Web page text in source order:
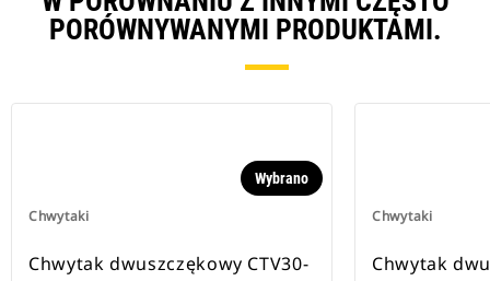
PORÓWNYWANYMI PRODUKTAMI.
Chwytaki
Wybrano
Chwytak dwuszczękowy CTV30-
Chwytaki
Chwytak